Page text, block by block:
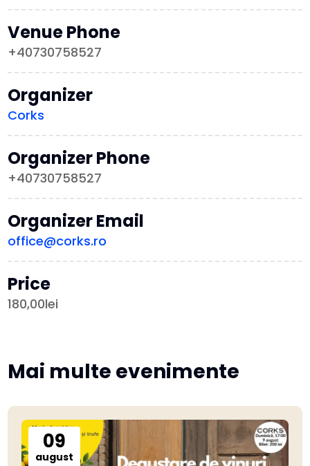
Venue Phone
+40730758527
Organizer
Corks
Organizer Phone
+40730758527
Organizer Email
office@corks.ro
Price
180,00lei
Mai multe evenimente
09
august